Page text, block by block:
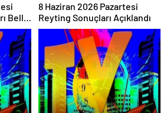
Belli
8 Haziran 2026 Pazartesi
Reyting Sonuçları Açıklandı